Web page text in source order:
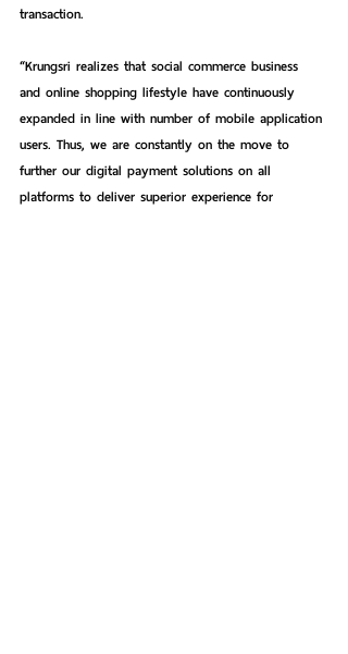
transaction.
“Krungsri realizes that social commerce business
and online shopping lifestyle have continuously
expanded in line with number of mobile application
users. Thus, we are constantly on the move to
further our digital payment solutions on all
platforms to deliver superior experience for